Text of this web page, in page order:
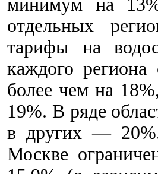
минимум на
отдельных
тарифы на
каждого
более чем на
19%. В ряде
в других —
Москве